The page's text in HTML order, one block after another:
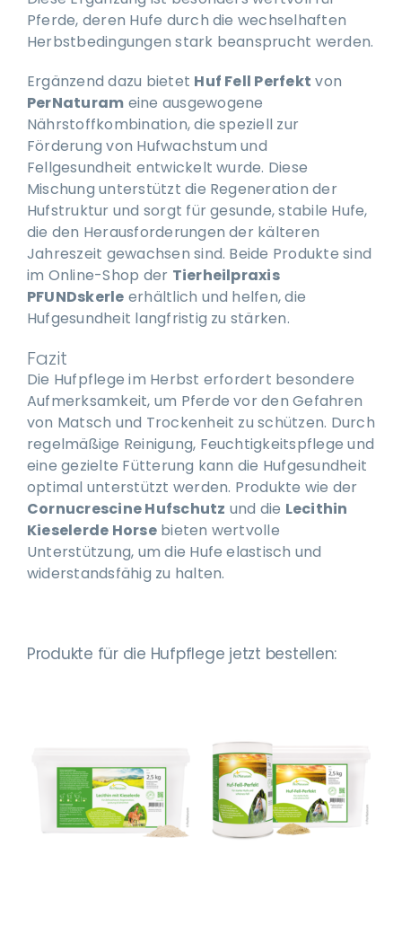
Pferde, deren Hufe durch die wechselhaften
Herbstbedingungen stark beansprucht werden.
Ergänzend dazu bietet Huf Fell Perfekt von
PerNaturam eine ausgewogene
Nährstoffkombination, die speziell zur
Förderung von Hufwachstum und
Fellgesundheit entwickelt wurde. Diese
Mischung unterstützt die Regeneration der
Hufstruktur und sorgt für gesunde, stabile Hufe,
die den Herausforderungen der kälteren
Jahreszeit gewachsen sind. Beide Produkte sind
im Online-Shop der Tierheilpraxis
PFUNDskerle erhältlich und helfen, die
Hufgesundheit langfristig zu stärken.
Fazit
Die Hufpflege im Herbst erfordert besondere
Aufmerksamkeit, um Pferde vor den Gefahren
von Matsch und Trockenheit zu schützen. Durch
regelmäßige Reinigung, Feuchtigkeitspflege und
eine gezielte Fütterung kann die Hufgesundheit
optimal unterstützt werden. Produkte wie der
Cornucrescine Hufschutz und die Lecithin
Kieselerde Horsebieten wertvolle
Unterstützung, um die Hufe elastisch und
widerstandsfähig zu halten.
Produkte für die Hufpflege jetzt bestellen: